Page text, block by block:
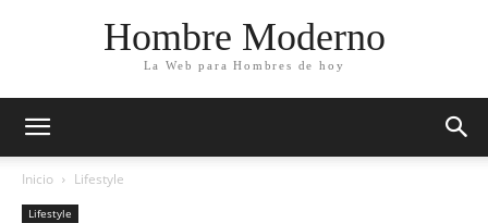
Hombre Moderno
La Web para Hombres de hoy
Inicio Lifestyle
Lifestyle